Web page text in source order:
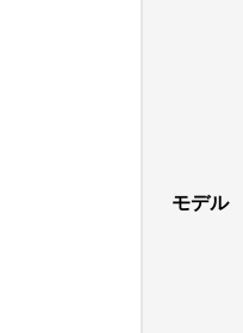
モデル